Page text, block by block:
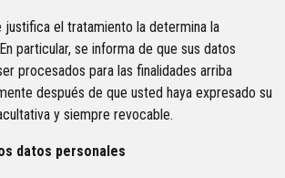
justifica el tratamiento la determina la
particular, se informa de que sus datos
procesados para las finalidades arriba
después de que usted haya expresado su
y siempre revocable.
datos personales